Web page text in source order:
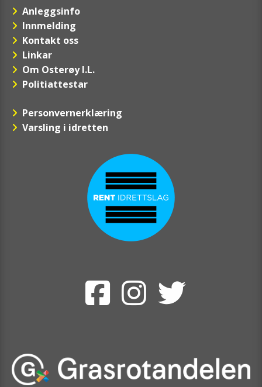
Anleggsinfo
Innmelding
Kontakt oss
Linkar
Om Osterøy I.L.
Politiattestar
Personvernerklæring
Varsling i idretten